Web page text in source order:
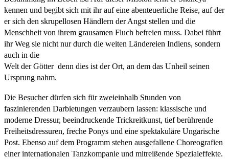
kennen und begibt sich mit ihr auf eine abenteuerliche Reise, auf der
er sich den skrupellosen Händlern der Angst stellen und die
Menschheit von ihrem grausamen Fluch befreien muss. Dabei führt
ihr Weg sie nicht nur durch die weiten Ländereien Indiens, sondern
auch in die
Welt der Götter  denn dies ist der Ort, an dem das Unheil seinen
Ursprung nahm.
Die Besucher dürfen sich für zweieinhalb Stunden von
faszinierenden Darbietungen verzaubern lassen: klassische und
moderne Dressur, beeindruckende Trickreitkunst, tief berührende
Freiheitsdressuren, freche Ponys und eine spektakuläre Ungarische
Post. Ebenso auf dem Programm stehen ausgefallene Choreografien
einer internationalen Tanzkompanie und mitreißende Spezialeffekte.